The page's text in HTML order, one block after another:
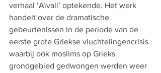
verhaal ‘Aïvali’ optekende. Het werk
handelt over de dramatische
gebeurtenissen in de periode van de
eerste grote Griekse vluchtelingencrisis
waarbij ook moslims op Grieks
grondgebied gedwongen werden weer